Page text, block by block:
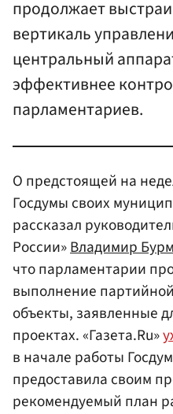
продолжает
вертикаль
центральный
эффективнее
парламентариев.
О предстоящей на
Госдумы своих
рассказал
России»Владимир
что парламентарии
выполнение
объекты, заявленные
проектах. «Газета.Ru»
в начале работы
предоставила своим
рекомендуемый план